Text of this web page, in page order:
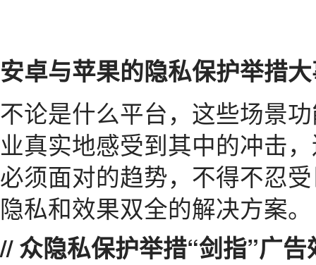
安卓与苹果的隐私保护举措
不论是什么平台，这些场景
业真实地感受到其中的冲击
必须面对的趋势，不得不忍
隐私和效果双全的解决方案。
// 众隐私保护举措“剑指”广告